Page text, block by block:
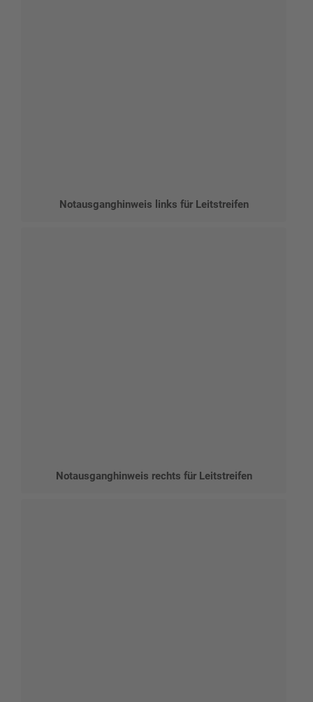
Notausganghinweis links für Leitstreifen
Notausganghinweis rechts für Leitstreifen